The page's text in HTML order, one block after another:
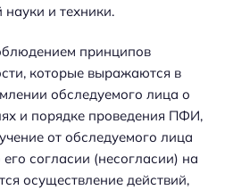
и техники.
принципов
которые выражаются в
обследуемого лица о
и порядке проведения ПФИ,
от обследуемого лица
согласии (несогласии) на
осуществление действий,